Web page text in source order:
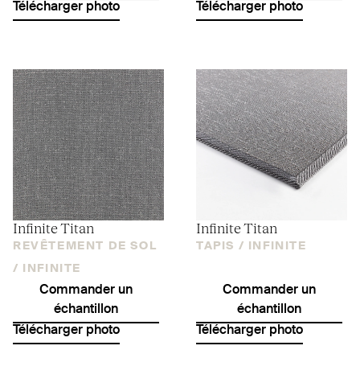
Télécharger photo
Télécharger photo
Infinite Titan
REVÊTEMENT DE SOL
/
INFINITE
Commander un
échantillon
Télécharger photo
Infinite Titan
TAPIS / INFINITE
Commander un
échantillon
Télécharger photo